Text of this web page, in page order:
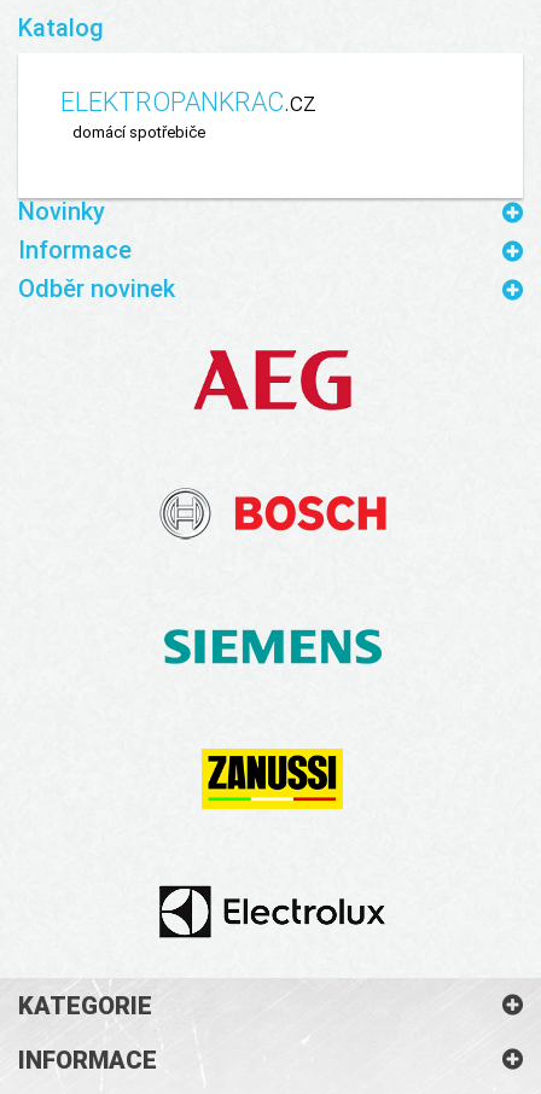
Katalog
ELEKTROPANKRAC.cz
domácí spotřebiče
Novinky
Informace
Odběr novinek
KATEGORIE
INFORMACE